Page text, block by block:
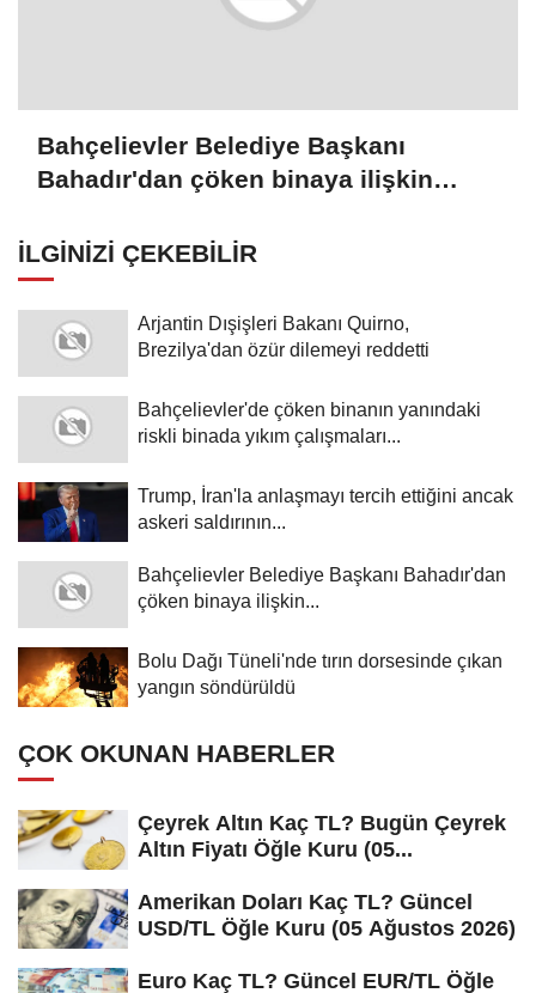
Bahçelievler Belediye Başkanı
Bahadır'dan çöken binaya ilişkin
İLGINIZI ÇEKEBILIR
Arjantin Dışişleri Bakanı Quirno,
Brezilya'dan özür dilemeyi reddetti
Bahçelievler'de çöken binanın yanındaki
riskli binada yıkım çalışmaları...
Trump, İran'la anlaşmayı tercih ettiğini ancak
askeri saldırının...
Bahçelievler Belediye Başkanı Bahadır'dan
çöken binaya ilişkin...
Bolu Dağı Tüneli'nde tırın dorsesinde çıkan
yangın söndürüldü
ÇOK OKUNAN HABERLER
Çeyrek Altın Kaç TL? Bugün Çeyrek
Altın Fiyatı Öğle Kuru (05...
Amerikan Doları Kaç TL? Güncel
USD/TL Öğle Kuru (05 Ağustos 2026)
Euro Kaç TL? Güncel EUR/TL Öğle